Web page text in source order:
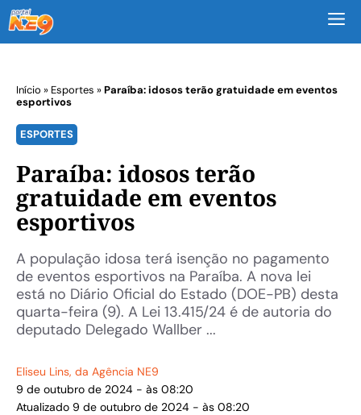
Início » Esportes »Paraíba: idosos terão gratuidade em eventos
esportivos
ESPORTES
Paraíba: idosos terão
gratuidade em eventos
esportivos
A população idosa terá isenção no pagamento
de eventos esportivos na Paraíba. A nova lei
está no Diário Oficial do Estado (DOE-PB) desta
quarta-feira (9). A Lei 13.415/24 é de autoria do
deputado Delegado Wallber ...
Eliseu Lins, da Agência NE9
9 de outubro de 2024 - às 08:20
Atualizado 9 de outubro de 2024 - às 08:20